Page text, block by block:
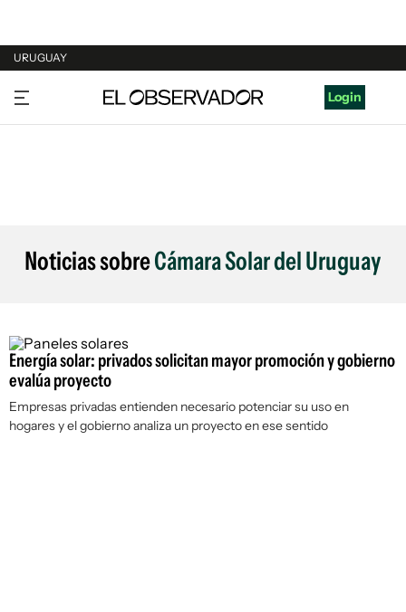
URUGUAY
URUGUAY
ARGENTINA
Login
Noticias sobreCámara Solar del Uruguay
Energía solar: privados solicitan mayor promoción y gobierno
evalúa proyecto
Empresas privadas entienden necesario potenciar su uso en
hogares y el gobierno analiza un proyecto en ese sentido